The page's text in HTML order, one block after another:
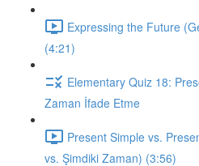
Expressing the Future
(4:21)
Elementary Quiz 18:
Zaman İfade Etme
Present Simple vs.
vs. Şimdiki Zaman) (3:56)